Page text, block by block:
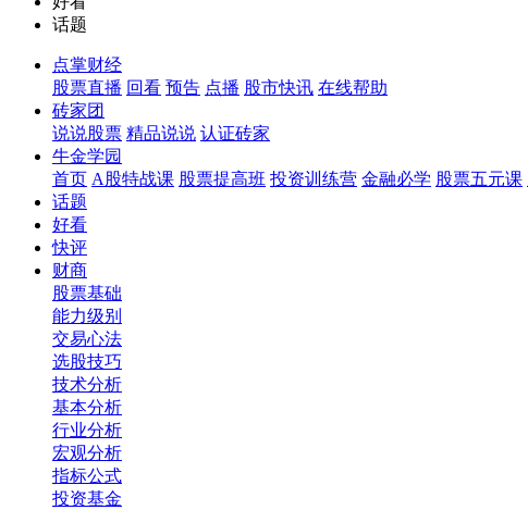
话题
点掌财经
股票直播 回看 预告 点播 股市快讯 在线帮助
砖家团
说说股票 精品说说 认证砖家
牛金学园
首页 A股特战课 股票提高班 投资训练营 金融必学 股票五元课
话题
好看
快评
财商
股票基础
能力级别
交易心法
选股技巧
技术分析
基本分析
行业分析
宏观分析
指标公式
投资基金